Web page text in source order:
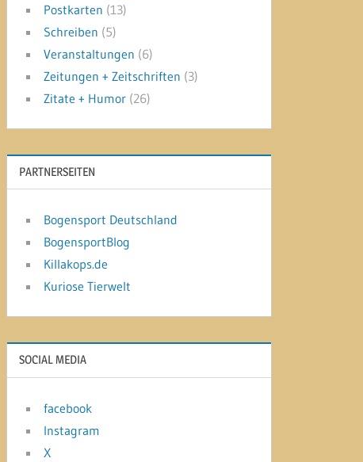
Postkarten (13)
Schreiben (5)
Veranstaltungen (6)
Zeitungen + Zeitschriften (3)
Zitate + Humor (26)
PARTNERSEITEN
Bogensport Deutschland
BogensportBlog
Killakops.de
Kuriose Tierwelt
SOCIAL MEDIA
facebook
Instagram
X